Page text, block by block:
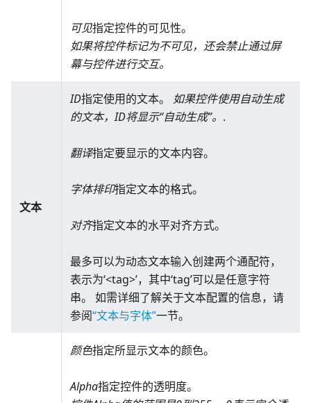
可见指定控件的可见性。
如果将控件标记为不可见，还会禁止通过屏
幕与控件进行交互。
文本
ID指定使用的文本。 如果控件使用自动生成
的文本，ID将显示“自动生成”。 .
翻译指定要显示的文本内容。
字体排印指定文本的格式。
对齐指定文本的水平对齐方式。
最多可以为动态文本输入创建两个通配符，
表示为‘<tag>’，其中‘tag’可以是任意字符
串。 如需详细了解关于文本配置的信息，请
参阅“文本与字体”一节。
颜色指定所显示文本的颜色。
Alpha指定控件的透明度。